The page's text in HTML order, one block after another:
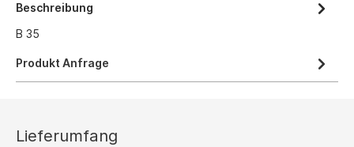
Beschreibung
B 35
Produkt Anfrage
Lieferumfang